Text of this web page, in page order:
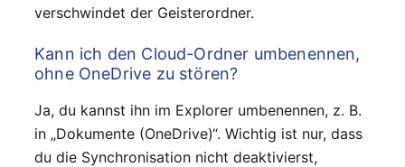
verschwindet der Geisterordner.
Kann ich den Cloud-Ordner umbenennen,
ohne OneDrive zu stören?
Ja, du kannst ihn im Explorer umbenennen, z. B.
in „Dokumente (OneDrive)“. Wichtig ist nur, dass
du die Synchronisation nicht deaktivierst,